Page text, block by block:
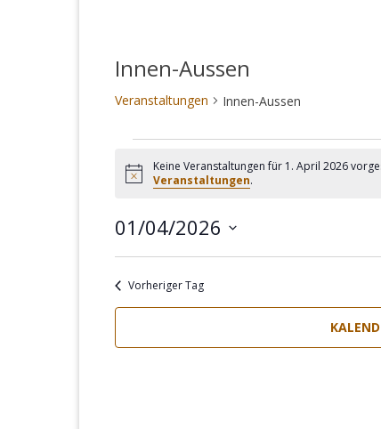
Innen-Aussen
Veranstaltungen Innen-Aussen
für
April
2026
Hinweis
Keine Veranstaltungen für 1. April 2026
Veranstaltungen.
01/04/2026
Datum
wählen.
Vorheriger Tag